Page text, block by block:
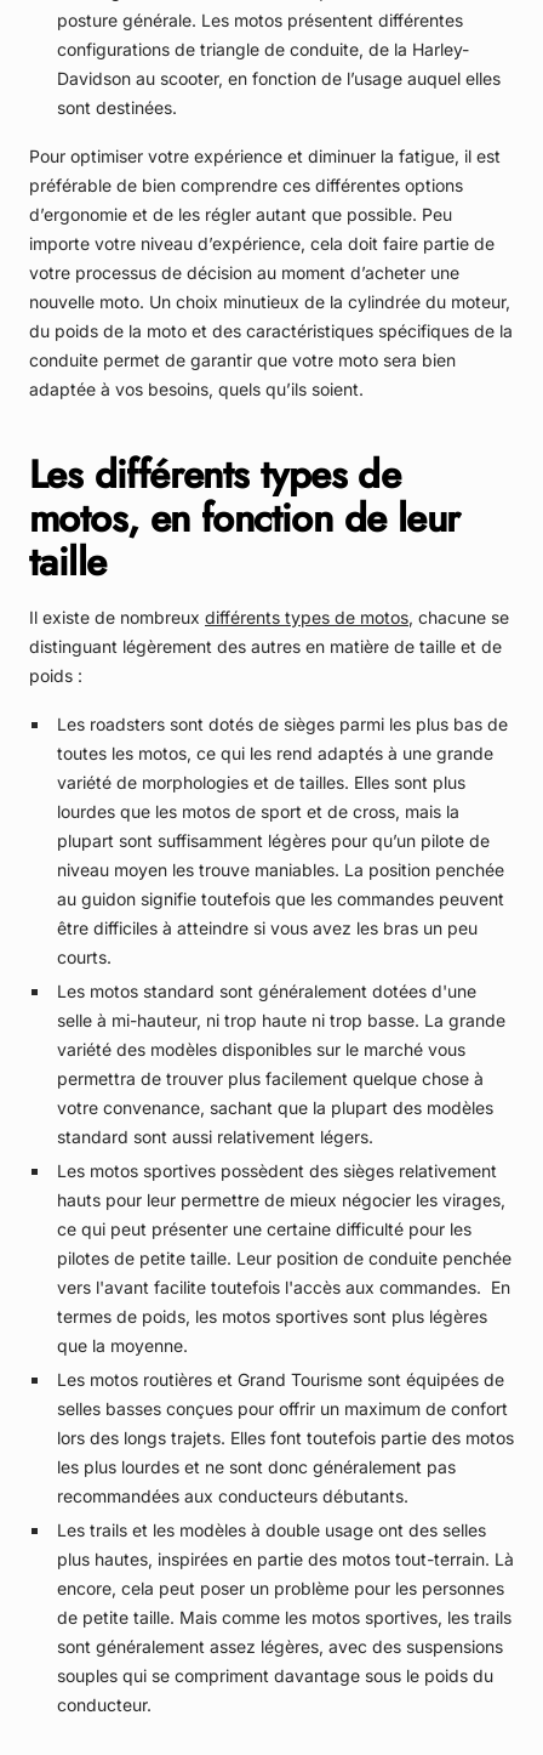
posture générale. Les motos présentent différentes
configurations de triangle de conduite, de la Harley-
Davidson au scooter, en fonction de l’usage auquel elles
sont destinées.
Pour optimiser votre expérience et diminuer la fatigue, il est
préférable de bien comprendre ces différentes options
d’ergonomie et de les régler autant que possible. Peu
importe votre niveau d’expérience, cela doit faire partie de
votre processus de décision au moment d’acheter une
nouvelle moto. Un choix minutieux de la cylindrée du moteur,
du poids de la moto et des caractéristiques spécifiques de la
conduite permet de garantir que votre moto sera bien
adaptée à vos besoins, quels qu’ils soient.
Les différents types de
motos, en fonction de leur
taille
Il existe de nombreux différents types de motos, chacune se
distinguant légèrement des autres en matière de taille et de
poids :
Les roadsters sont dotés de sièges parmi les plus bas de
toutes les motos, ce qui les rend adaptés à une grande
variété de morphologies et de tailles. Elles sont plus
lourdes que les motos de sport et de cross, mais la
plupart sont suffisamment légères pour qu’un pilote de
niveau moyen les trouve maniables. La position penchée
au guidon signifie toutefois que les commandes peuvent
être difficiles à atteindre si vous avez les bras un peu
courts.
Les motos standard sont généralement dotées d'une
selle à mi-hauteur, ni trop haute ni trop basse. La grande
variété des modèles disponibles sur le marché vous
permettra de trouver plus facilement quelque chose à
votre convenance, sachant que la plupart des modèles
standard sont aussi relativement légers.
Les motos sportives possèdent des sièges relativement
hauts pour leur permettre de mieux négocier les virages,
ce qui peut présenter une certaine difficulté pour les
pilotes de petite taille. Leur position de conduite penchée
vers l'avant facilite toutefois l'accès aux commandes. En
termes de poids, les motos sportives sont plus légères
que la moyenne.
Les motos routières et Grand Tourisme sont équipées de
selles basses conçues pour offrir un maximum de confort
lors des longs trajets. Elles font toutefois partie des motos
les plus lourdes et ne sont donc généralement pas
recommandées aux conducteurs débutants.
Les trails et les modèles à double usage ont des selles
plus hautes, inspirées en partie des motos tout-terrain. Là
encore, cela peut poser un problème pour les personnes
de petite taille. Mais comme les motos sportives, les trails
sont généralement assez légères, avec des suspensions
souples qui se compriment davantage sous le poids du
conducteur.